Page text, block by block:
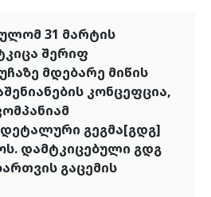
31 მარტის
შერიფ
მდებარე მიწის
კონცეფცია,
დეტალური გეგმა[გდგ]
დამტკიცებული გდგ
გაცემის